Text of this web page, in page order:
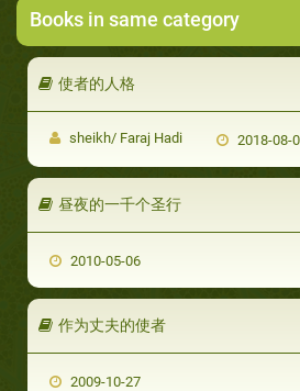
Books in same category
使者的人格
sheikh/ Faraj Hadi 2018-08-
昼夜的一千个圣行
2010-05-06
作为丈夫的使者
2009-10-27